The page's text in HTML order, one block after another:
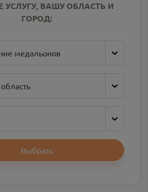
УСЛУГУ, ВАШУ ОБЛАСТЬ И
ГОРОД:
медальонов
Выбрать